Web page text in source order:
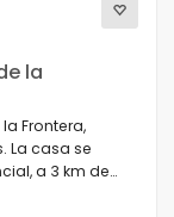
la
Frontera,
La casa se
a 3 km de